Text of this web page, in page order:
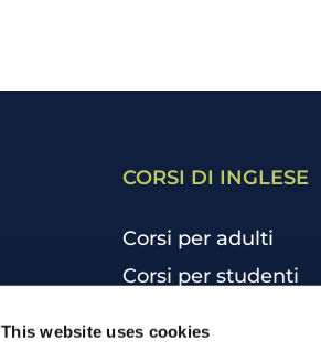
This website uses cookies
CORSI DI INGLESE
Corsi per adulti
Corsi per studenti